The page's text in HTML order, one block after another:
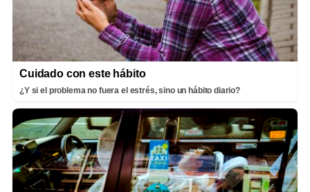
Cuidado con este hábito
¿Y si el problema no fuera el estrés, sino un hábito diario?